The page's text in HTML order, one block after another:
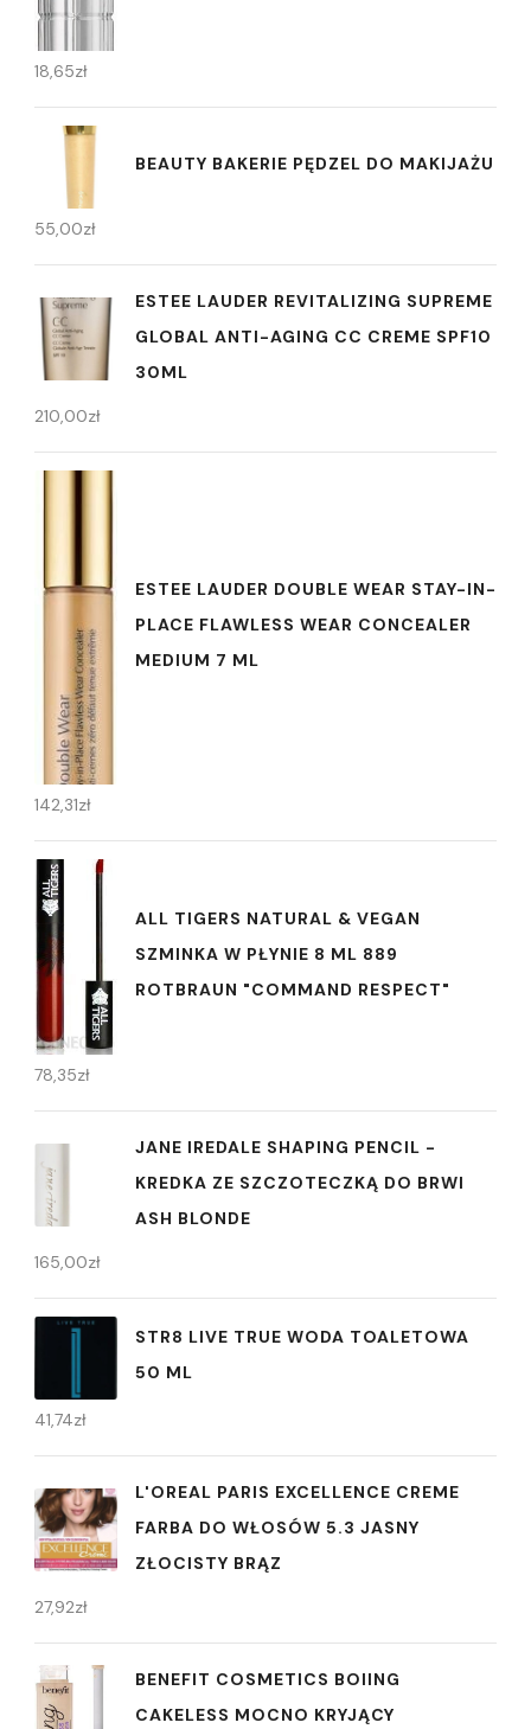
18,65zł
BEAUTY BAKERIE PĘDZEL DO MAKIJAŻU
55,00zł
ESTEE LAUDER REVITALIZING SUPREME
GLOBAL ANTI-AGING CC CREME SPF10
30ML
210,00zł
ESTEE LAUDER DOUBLE WEAR STAY-IN-
PLACE FLAWLESS WEAR CONCEALER
MEDIUM 7 ML
142,31zł
ALL TIGERS NATURAL & VEGAN
SZMINKA W PŁYNIE 8 ML 889
ROTBRAUN "COMMAND RESPECT"
78,35zł
JANE IREDALE SHAPING PENCIL -
KREDKA ZE SZCZOTECZKĄ DO BRWI
ASH BLONDE
165,00zł
STR8 LIVE TRUE WODA TOALETOWA
50 ML
41,74zł
L'OREAL PARIS EXCELLENCE CREME
FARBA DO WŁOSÓW 5.3 JASNY
ZŁOCISTY BRĄZ
27,92zł
BENEFIT COSMETICS BOIING
CAKELESS MOCNO KRYJĄCY